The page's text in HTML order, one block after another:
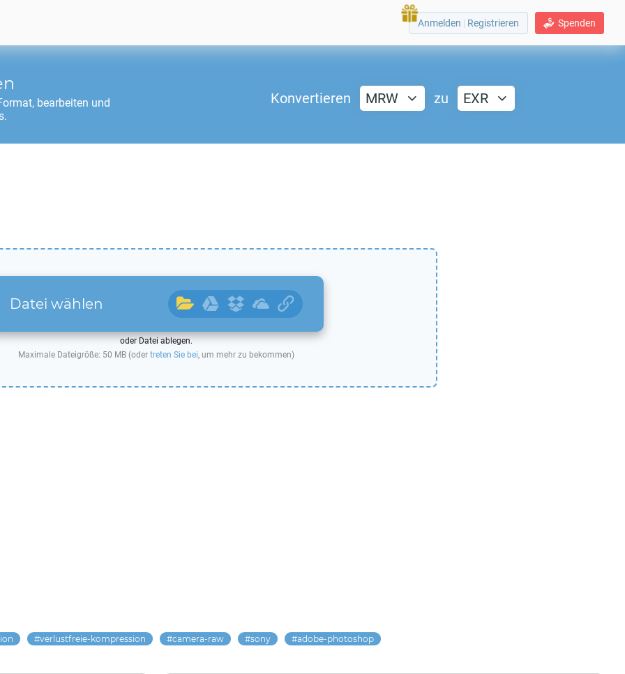
Spenden
Anmelden | Registrieren
bearbeiten und
Konvertieren MRW zu EXR
Datei wählen
oder Datei ablegen.
Maximale Dateigröße: 50 MB (oder treten Sie bei, um mehr zu bekommen)
verlustfreie-kompression camera-raw sony adobe-photoshop